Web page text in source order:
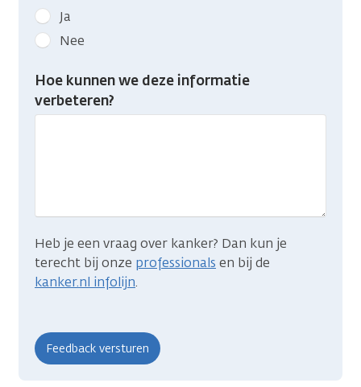
Geef
kanker.nl
feedback:
Heb
gevonden
Ja
Nee
Hoe kunnen we deze informatie
verbeteren?
Heb je een vraag over kanker? Dan kun je
terecht bij onze professionals en bij de
kanker.nl infolijn.